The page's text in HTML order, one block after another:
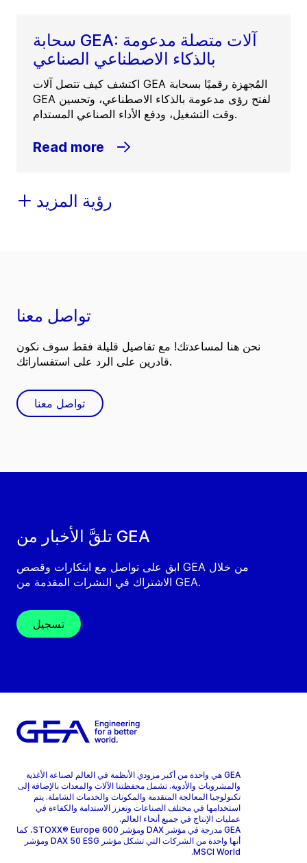
سحابة GEA: آلات متصلة مدعومة
بالذكاء الاصطناعي الصناعي
اكتشف كيف تتصل آلات GEA المُجهزة رقميًا بسحابة
GEA لفتح رؤى مدعومة بالذكاء الاصطناعي، وتحسين
وقت التشغيل، ودفع الأداء الصناعي المستدام.
Read more
رؤية المزيد
تلقَّ الأخبار من GEA
ابق على تواصل مع ابتكارات وقصص GEA من خلال
الاشتراك في النشرات المقدمة من GEA.
تسجيل
تواصل معنا
نحن هنا لمساعدتك! مع تفاصيل قليلة فقط سوف نكون
قادرين على الرد على استفساراتك.
تواصل معنا
GEA هي واحدة من أكبر مزودي الأنظمة في العالم لصناعة الأغذية
والمشروبات والأدوية. تشمل محفظتنا الآلات والمعدات بالإضافة إلى
تكنولوجيا المعالجة المتقدمة والمكونات والخدمات الشاملة. يتم
استخدامها في مختلف الصناعات وتعزز الاستدامة والكفاءة في
عمليات الإنتاج في جميع أنحاء العالم.
GEA مدرجة في مؤشر DAX ومؤشر STOXX® Europe 600، كما
أنها واحدة من الشركات التي تشكل مؤشر DAX 50 ESG ومؤشر
MSCI World.